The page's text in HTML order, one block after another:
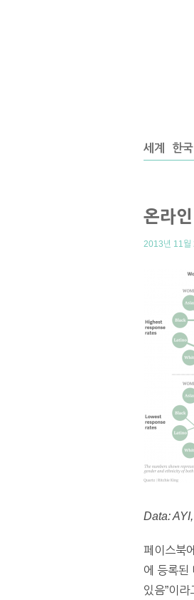
세계 한국
온라
2013년 11
Data:
페이스북
에 등록된
있음”이